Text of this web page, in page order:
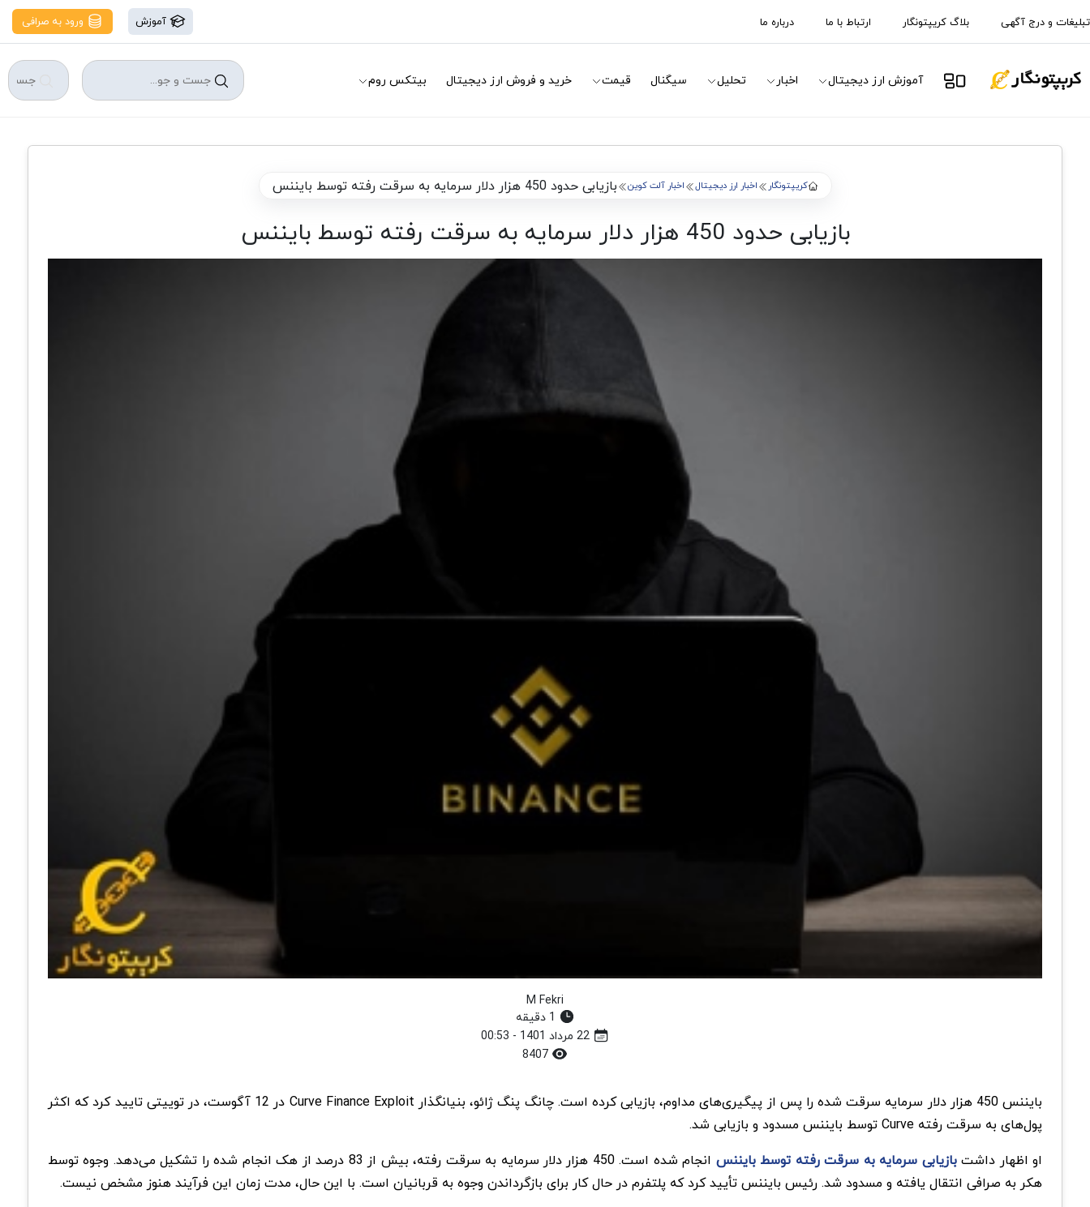
تبلیغات و درج آگهی بلاگ کریپتونگار ارتباط با ما درباره ما آموزش ورود به صرافی
آموزش ارز دیجیتال اخبار تحلیل سیگنال قیمت خرید و فروش ارز دیجیتال بیتکس روم
کریپتونگار اخبار ارز دیجیتال اخبار آلت کوین بازیابی حدود 450 هزار دلار سرمایه به سرقت رفته توسط بایننس
بازیابی حدود 450 هزار دلار سرمایه به سرقت رفته توسط بایننس
M Fekri
بایننس 450 هزار دلار سرمایه سرقت شده را پس از پیگیری‌های مداوم، بازیابی کرده است. چانگ پنگ ژائو، بنیانگذار Curve Finance Exploit در 12 آگوست، در توییتی تایید کرد که اکثر
پول‌های به سرقت رفته Curve توسط بایننس مسدود و بازیابی شد.
او اظهار داشتبازیابی سرمایه به سرقت رفته توسط بایننس
انجام شده است. 450 هزار دلار سرمایه به سرقت رفته، بیش از 83 درصد از هک انجام شده را تشکیل می‌دهد. وجوه توسط
هکر به صرافی انتقال یافته و مسدود شد. رئیس بایننس تأیید کرد که پلتفرم در حال کار برای بازگرداندن وجوه به قربانیان است. با این حال، مدت زمان این فرآیند هنوز مشخص نیست.